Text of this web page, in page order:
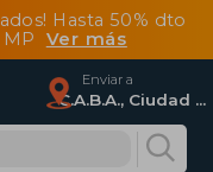
Hasta 50% dto
MP Ver más
Enviar a
C.A.B.A., Ciudad Autónoma De Buenos Aires